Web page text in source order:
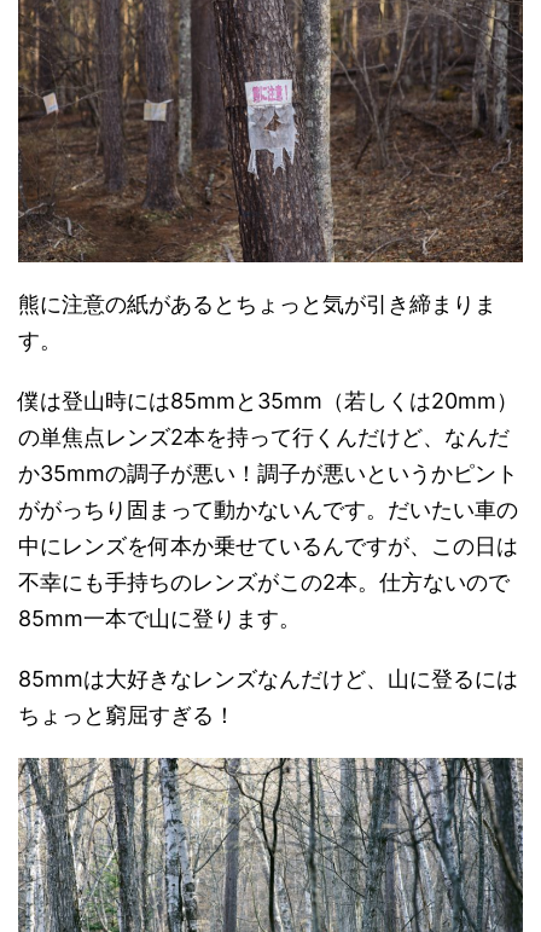
熊に注意の紙があるとちょっと気が引き締まりま
す。
僕は登山時には85mmと35mm（若しくは20mm）
の単焦点レンズ2本を持って行くんだけど、なんだ
か35mmの調子が悪い！調子が悪いというかピント
ががっちり固まって動かないんです。だいたい車の
中にレンズを何本か乗せているんですが、この日は
不幸にも手持ちのレンズがこの2本。仕方ないので
85mm一本で山に登ります。
85mmは大好きなレンズなんだけど、山に登るには
ちょっと窮屈すぎる！